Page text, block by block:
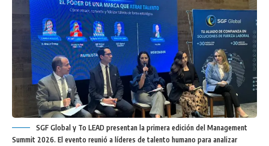
SGF Global y To LEAD presentan la primera edición del Management
Summit 2026. El evento reunió a líderes de talento humano para analizar